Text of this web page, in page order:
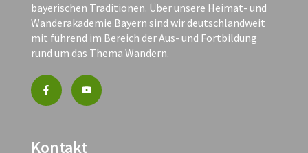
bayerischen Traditionen. Über unsere Heimat- und
Wanderakademie Bayern sind wir deutschlandweit
mit führend im Bereich der Aus- und Fortbildung
rund um das Thema Wandern.
Kontakt